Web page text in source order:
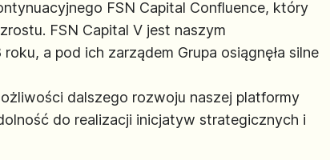
FSN Capital Confluence, który
FSN Capital V jest naszym
a pod ich zarządem Grupa osiągnęła silne
dalszego rozwoju naszej platformy
do realizacji inicjatyw strategicznych i